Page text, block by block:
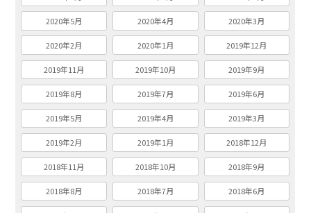
2020年5月 2020年4月 2020年3月
2020年2月 2020年1月 2019年12月
2019年11月 2019年10月 2019年9月
2019年8月 2019年7月 2019年6月
2019年5月 2019年4月 2019年3月
2019年2月 2019年1月 2018年12月
2018年11月 2018年10月 2018年9月
2018年8月 2018年7月 2018年6月